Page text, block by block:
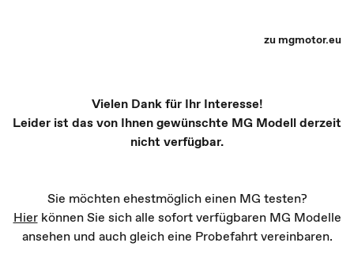
zu mgmotor.eu
Vielen Dank für Ihr Interesse!
Leider ist das von Ihnen gewünschte MG Modell derzeit
nicht verfügbar.
Sie möchten ehestmöglich einen MG testen?
Hier können Sie sich alle sofort verfügbaren MG Modelle
ansehen und auch gleich eine Probefahrt vereinbaren.